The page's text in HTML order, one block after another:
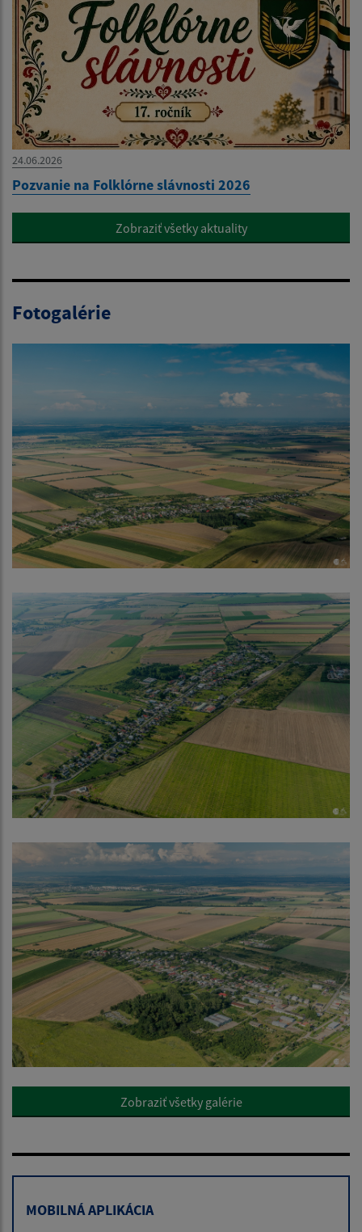
24.06.2026
Pozvanie na Folklórne slávnosti 2026
Zobraziť všetky aktuality
Fotogalérie
Zobraziť všetky galérie
MOBILNÁ APLIKÁCIA